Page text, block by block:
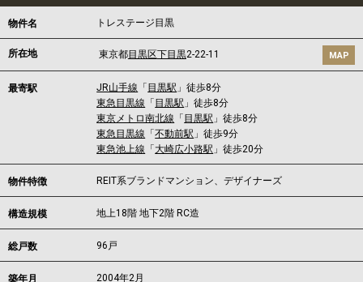
物件名 トレステージ目黒
所在地 東京都目黒区下目黒2-22-11 MAP
最寄駅 JR山手線 「 目黒駅 」徒歩8分
東急目黒線 「 目黒駅 」徒歩8分
東京メトロ南北線 「 目黒駅 」徒歩8分
東急目黒線 「不動前駅 」徒歩9分
東急池上線 「 大崎広小路駅 」徒歩20分
物件特徴 REIT系ブランドマンション、デザイナーズ
構造規模 地上18階 地下2階 RC造
総戸数 96戸
築年月 2004年2月